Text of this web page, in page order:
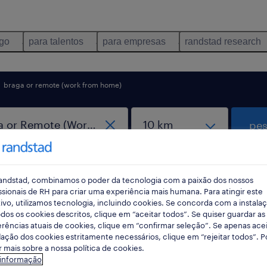
para talentos para empresas randstad research
braga or remote (work from home)
em Braga or Remote
combinamos o poder da tecnologia com a paixão dos nossos
de RH para criar uma experiência mais humana. Para atingir este
utilizamos tecnologia, incluindo cookies. Se concorda com a
os cookies descritos, clique em “aceitar todos”. Se quiser guardar as
atuais de cookies, clique em “confirmar seleção”. Se apenas
dos cookies estritamente necessários, clique em “rejeitar todos”.
mais sobre a nossa política de cookies.